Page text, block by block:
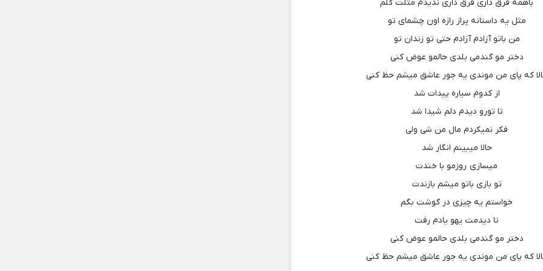
باهمه فرق داری فرق داری ندیدم مثلت گلم
مثل یه داستانه پراز رازه اون چشمای تو
من باتو آزادم آزادم حتی تو زندان تو
دختر مو گندمی بلدی حالمو عوض کنی
که پای من موندی یه جور عاشق میشم حظ کنی
از کدوم سیاره پیدات شد
تا تورو دیدم دلم شیدا شد
فکر نمیکردم مال من شی ولی
حالا میبینم انگار شد
میسازی روزمو با خندت
تو بازی باتو میشم بازندت
خواستم یه چیزی در گوشت بگم
تا دیدمت یهو یادم رفت
دختر مو گندمی بلدی حالمو عوض کنی
که پای من موندی یه جور عاشق میشم حظ کنی